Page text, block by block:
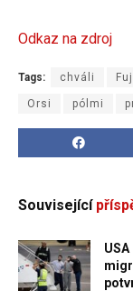
Odkaz na zdroj
Tags: chváli
Orsi pólmi
Související